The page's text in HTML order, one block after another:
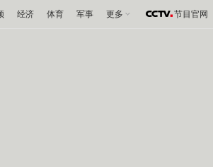
经济 体育 军事 更多 节目官网